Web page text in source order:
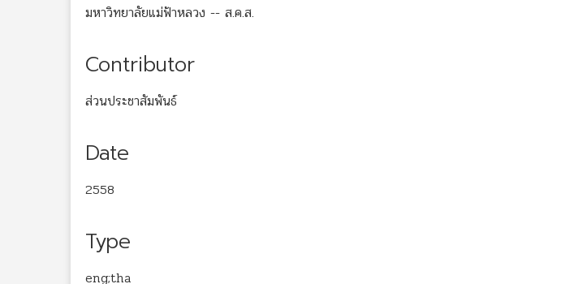
มหาวิทยาลัยแม่ฟ้าหลวง -- ส.ค.ส.
Contributor
ส่วนประชาสัมพันธ์
Date
2558
Type
eng;tha